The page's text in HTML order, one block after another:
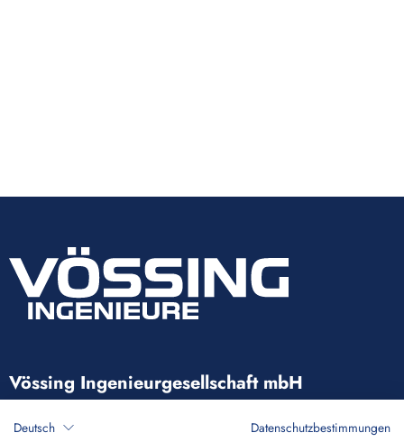
Vössing Ingenieurgesellschaft mbH
Brunnenstraße 29-31
Deutsch
Datenschutzbestimmungen